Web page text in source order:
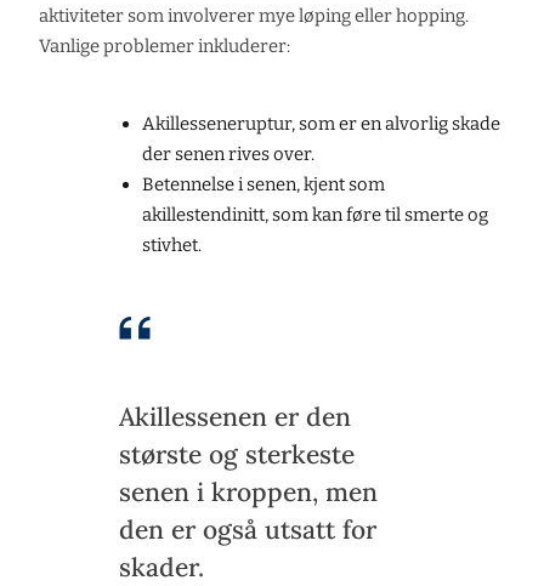
aktiviteter som involverer mye løping eller hopping.
Vanlige problemer inkluderer:
Akillesseneruptur, som er en alvorlig skade
der senen rives over.
Betennelse i senen, kjent som
akillestendinitt, som kan føre til smerte og
stivhet.
Akillessenen er den
største og sterkeste
senen i kroppen, men
den er også utsatt for
skader.